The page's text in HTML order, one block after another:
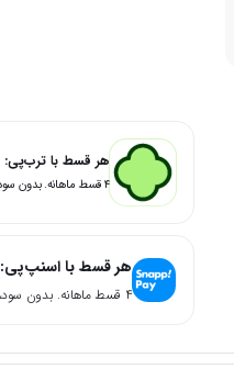
هر قسط با ترب‌پی:
۴ قسط ماهانه. بدون سود، چک و ضامن.
هر قسط با اسنپ‌پی:
۴ قسط ماهانه. بدون سود، چک و ضامن.